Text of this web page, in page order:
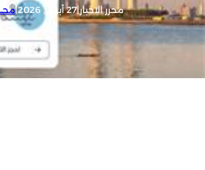
محرر الاخبار|27 أبريل, 2026 |